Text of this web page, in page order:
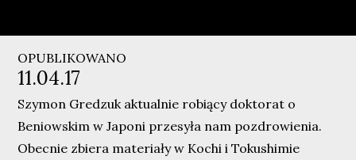
OPUBLIKOWANO
11.04.17
Szymon Gredzuk aktualnie robiący doktorat o
Beniowskim w Japoni przesyła nam pozdrowienia.
Obecnie zbiera materiały w Kochi i Tokushimie